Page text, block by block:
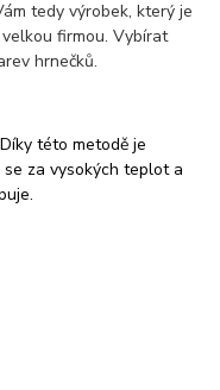
tedy výrobek, který je
firmou. Vybírat
hrnečků.
této metodě je
za vysokých teplot a